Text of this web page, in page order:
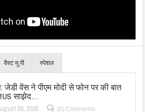
वैस्ट यू.पी स्पेशल
जेडी वेंस ने पीएम मोदी से फोन पर की बात
साझेद…
09, 2026 (0) Comments